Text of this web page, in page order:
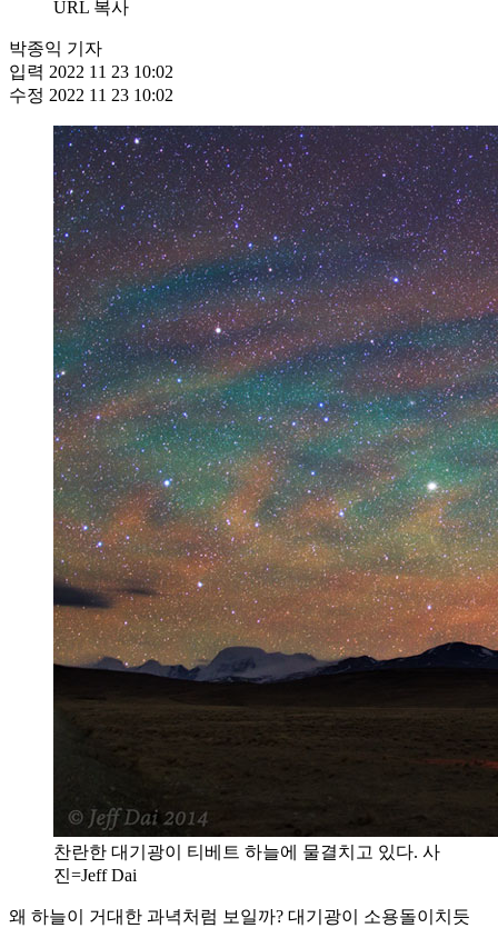
URL 복사
박종익 기자
입력 2022 11 23 10:02
수정 2022 11 23 10:02
찬란한 대기광이 티베트 하늘에 물결치고 있다. 사
진=Jeff Dai
왜 하늘이 거대한 과녁처럼 보일까? 대기광이 소용돌이치듯